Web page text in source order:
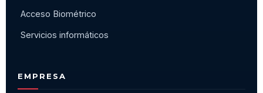
Acceso Biométrico
Servicios informáticos
EMPRESA